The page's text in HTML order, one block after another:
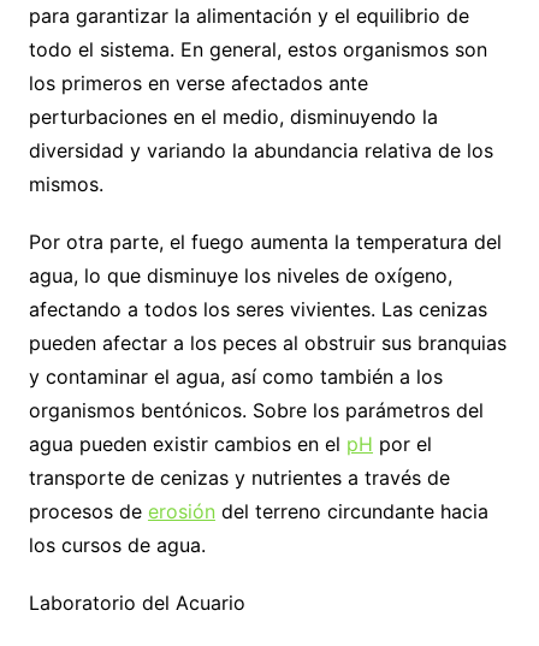
para garantizar la alimentación y el equilibrio de
todo el sistema. En general, estos organismos son
los primeros en verse afectados ante
perturbaciones en el medio, disminuyendo la
diversidad y variando la abundancia relativa de los
mismos.
Por otra parte, el fuego aumenta la temperatura del
agua, lo que disminuye los niveles de oxígeno,
afectando a todos los seres vivientes. Las cenizas
pueden afectar a los peces al obstruir sus branquias
y contaminar el agua, así como también a los
organismos bentónicos. Sobre los parámetros del
agua pueden existir cambios en el pH por el
transporte de cenizas y nutrientes a través de
procesos de erosión del terreno circundante hacia
los cursos de agua.
Laboratorio del Acuario